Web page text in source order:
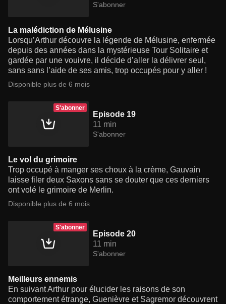
S'abonner
La malédiction de Mélusine
Lorsqu’Arthur découvre la légende de Mélusine, enfermée
depuis des années dans la mystérieuse Tour Solitaire et
gardée par une vouivre, il décide d’aller la délivrer seul,
sans sans l’aide de ses amis, trop occupés pour y aller !
Disponible plus de 6 mois
S'abonner
Episode 19
11 min
S'abonner
Le vol du grimoire
Trop occupé à manger ses choux à la crème, Gauvain
laisse filer deux Saxons sans se douter que ces derniers
ont volé le grimoire de Merlin.
Disponible plus de 6 mois
S'abonner
Episode 20
11 min
S'abonner
Meilleurs ennemis
En suivant Arthur pour élucider les raisons de son
comportement étrange, Guenièvre et Sagremor découvrent